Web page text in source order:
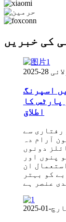
کی خبریں
28-2025
اسپرنگ
کا
اطلاق
رفتاری سے
آرام دہ
دونوں
پنوں اور
ان
کو بہتر
01-2025